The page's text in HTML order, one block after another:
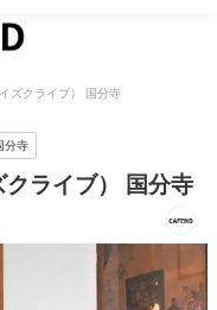
ズクライブ） 国分寺
分寺
クライブ） 国分寺